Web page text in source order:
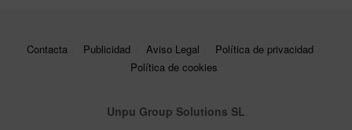
Contacta Publicidad Aviso Legal
Política de privacidad
Política de cookies
Unpu Group Solutions SL